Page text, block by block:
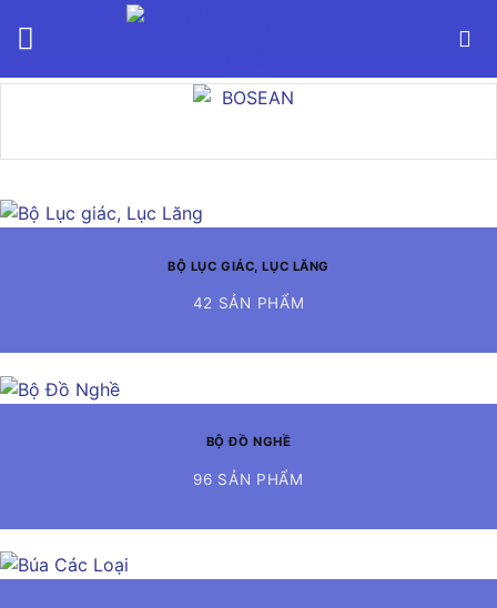
BỘ LỤC GIÁC, LỤC LĂNG
42 SẢN PHẨM
BỘ ĐỒ NGHỀ
96 SẢN PHẨM